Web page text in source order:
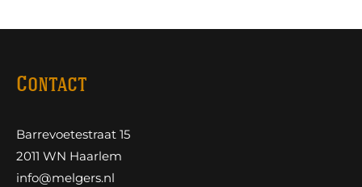
Contact
Barrevoetestraat 15
2011 WN Haarlem
info@melgers.nl